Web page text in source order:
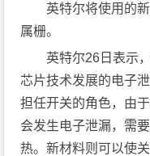
英特尔将使用的
属栅。
英特尔26日表示
芯片技术发展的电子
担任开关的角色，由
会发生电子泄漏，需
热。新材料则可以使